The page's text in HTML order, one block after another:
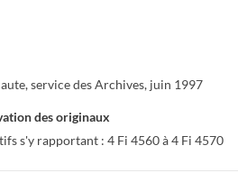
service des Archives, juin 1997
des originaux
s'y rapportant : 4 Fi 4560 à 4 Fi 4570